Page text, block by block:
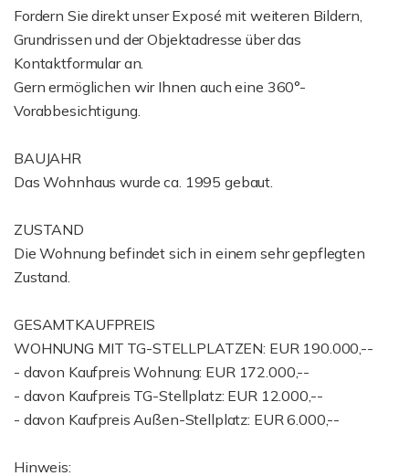
Fordern Sie direkt unser Exposé mit weiteren Bildern,
Grundrissen und der Objektadresse über das
Kontaktformular an.
Gern ermöglichen wir Ihnen auch eine 360°-
Vorabbesichtigung.
BAUJAHR
Das Wohnhaus wurde ca. 1995 gebaut.
ZUSTAND
Die Wohnung befindet sich in einem sehr gepflegten
Zustand.
GESAMTKAUFPREIS
WOHNUNG MIT TG-STELLPLATZEN: EUR 190.000,--
- davon Kaufpreis Wohnung: EUR 172.000,--
- davon Kaufpreis TG-Stellplatz: EUR 12.000,--
- davon Kaufpreis Außen-Stellplatz: EUR 6.000,--
Hinweis: